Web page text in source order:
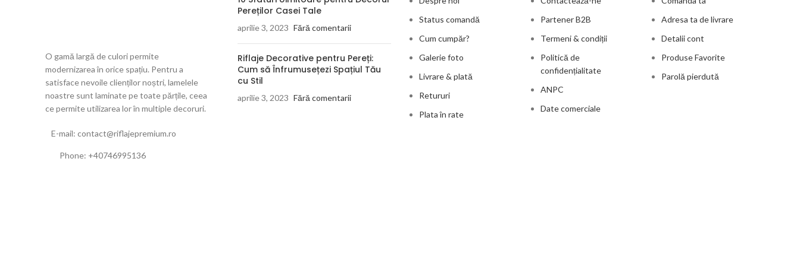
O gamă largă de culori permite
modernizarea în orice spațiu. Pentru a
satisface nevoile clienților noștri, lamelele
noastre sunt laminate pe toate părțile, ceea
ce permite utilizarea lor în multiple decoruri.
E-mail: contact@riflajepremium.ro
Phone: +40746995136
Pereților Casei Tale
aprilie 3, 2023 Fără comentarii
Riflaje Decorative pentru Pereți:
Cum să Înfrumusețezi Spațiul Tău
cu Stil
aprilie 3, 2023 Fără comentarii
Status comandă
Cum cumpăr?
Galerie foto
Livrare & plată
Retururi
Plata în rate
Partener B2B
Termeni & condiții
Politică de
confidențialitate
ANPC
Date comerciale
Adresa ta de livrare
Detalii cont
Produse Favorite
Parolă pierdută